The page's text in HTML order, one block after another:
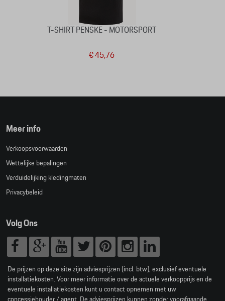
T-SHIRT PENSKE - MOTORSPORT
€ 45,76
Meer info
Verkoopsvoorwaarden
Wettelijke bepalingen
Verduidelijking kledingmaten
Privacybeleid
Volg Ons
De prijzen op deze site zijn adviesprijzen (incl. btw), exclusief eventuele
installatiekosten. Voor meer informatie over de actuele verkoopprijs en de
eventuele installatiekosten kunt u contact opnemen met uw
concessiehouder / agent. De adviesprijzen kunnen zonder voorafgaande